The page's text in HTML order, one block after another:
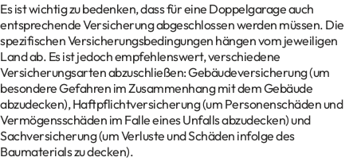
Es ist wichtig zu bedenken, dass für eine Doppelgarage auch
entsprechende Versicherung abgeschlossen werden müssen. Die
spezifischen Versicherungsbedingungen hängen vom jeweiligen
Land ab. Es ist jedoch empfehlenswert, verschiedene
Versicherungsarten abzuschließen: Gebäudeversicherung (um
besondere Gefahren im Zusammenhang mit dem Gebäude
abzudecken), Haftpflichtversicherung (um Personenschäden und
Vermögensschäden im Falle eines Unfalls abzudecken) und
Sachversicherung (um Verluste und Schäden infolge des
Baumaterials zu decken).